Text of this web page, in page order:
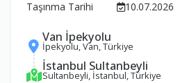
Taşınma Tarihi 10.07.2026
Van İpekyolu
İpekyolu, Van, Türkiye
İstanbul Sultanbeyli
Sultanbeyli, İstanbul, Türkiye